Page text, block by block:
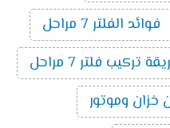
فوائد الفلتر 7 مراحل
تركيب فلتر 7 مراحل